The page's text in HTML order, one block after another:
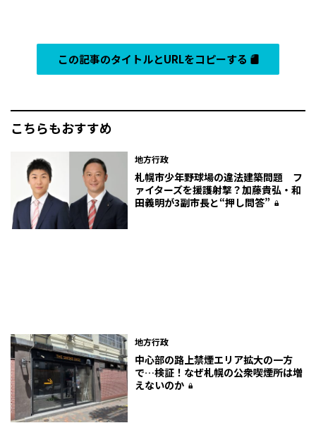
この記事のタイトルとURLをコピーする
こちらもおすすめ
地方行政
札幌市少年野球場の違法建築問題 フ
ァイターズを援護射撃？加藤貴弘・和
田義明が3副市長と“押し問答”
地方行政
中心部の路上禁煙エリア拡大の一方
で…検証！なぜ札幌の公衆喫煙所は増
えないのか